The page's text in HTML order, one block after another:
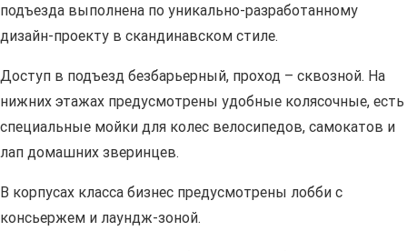
подъезда выполнена по уникально-разработанному
дизайн-проекту в скандинавском стиле.
Доступ в подъезд безбарьерный, проход – сквозной. На
нижних этажах предусмотрены удобные колясочные, есть
специальные мойки для колес велосипедов, самокатов и
лап домашних зверинцев.
В корпусах класса бизнес предусмотрены лобби с
консьержем и лаундж-зоной.